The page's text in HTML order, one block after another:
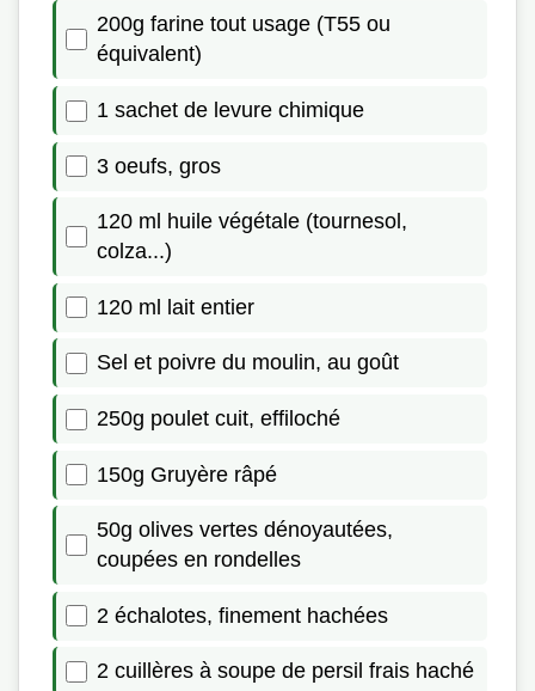
200g farine tout usage (T55 ou
équivalent)
1 sachet de levure chimique
3 oeufs, gros
120 ml huile végétale (tournesol,
colza...)
120 ml lait entier
Sel et poivre du moulin, au goût
250g poulet cuit, effiloché
150g Gruyère râpé
50g olives vertes dénoyautées,
coupées en rondelles
2 échalotes, finement hachées
2 cuillères à soupe de persil frais haché